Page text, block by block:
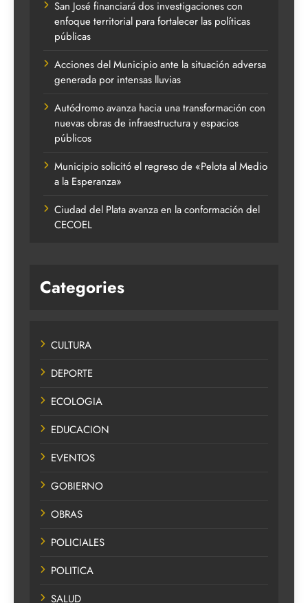
San José financiará dos investigaciones con
enfoque territorial para fortalecer las políticas
públicas
Acciones del Municipio ante la situación adversa
generada por intensas lluvias
Autódromo avanza hacia una transformación con
nuevas obras de infraestructura y espacios
públicos
Municipio solicitó el regreso de «Pelota al Medio
a la Esperanza»
Ciudad del Plata avanza en la conformación del
CECOEL
Categories
CULTURA
DEPORTE
ECOLOGIA
EDUCACION
EVENTOS
GOBIERNO
OBRAS
POLICIALES
POLITICA
SALUD